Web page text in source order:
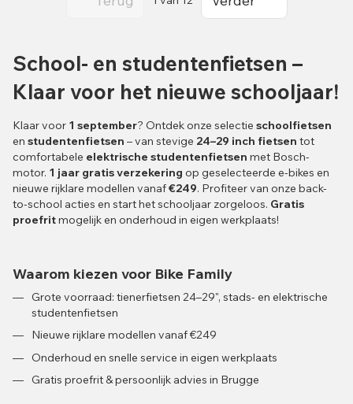
School- en studentenfietsen –
Klaar voor het nieuwe schooljaar!
Klaar voor 1 september? Ontdek onze selectie schoolfietsen
en studentenfietsen – van stevige 24–29 inch fietsen tot
comfortabele elektrische studentenfietsen met Bosch-
motor. 1 jaar gratis verzekering op geselecteerde e-bikes en
nieuwe rijklare modellen vanaf€249. Profiteer van onze back-
to-school acties en start het schooljaar zorgeloos. Gratis
proefritmogelijk en onderhoud in eigen werkplaats!
Waarom kiezen voor Bike Family
Grote voorraad: tienerfietsen 24–29", stads- en elektrische
studentenfietsen
Nieuwe rijklare modellen vanaf €249
Onderhoud en snelle service in eigen werkplaats
Gratis proefrit & persoonlijk advies in Brugge